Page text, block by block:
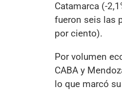
Catamarca (-
fueron seis las
por ciento).
Por volumen
CABA y
lo que marcó